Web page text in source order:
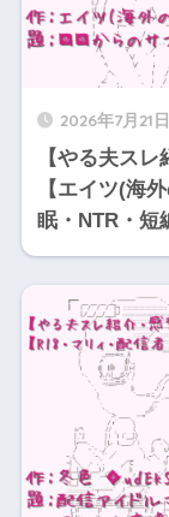
2026年7月21日
【やる夫ス
【エイツ(海
眠・NTR・短